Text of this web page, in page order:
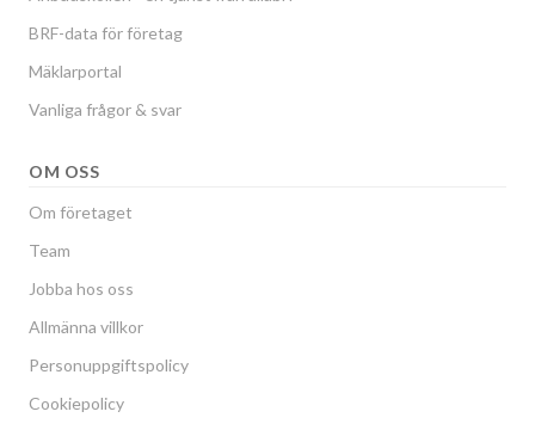
BRF-data för företag
Mäklarportal
Vanliga frågor & svar
OM OSS
Om företaget
Team
Jobba hos oss
Allmänna villkor
Personuppgiftspolicy
Cookiepolicy